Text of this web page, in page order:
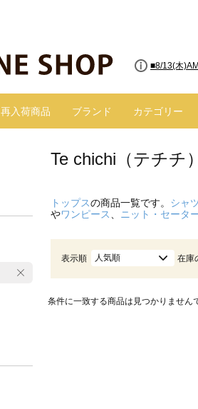
■8/13(木
再入荷商品 ブランド カテゴリー
Te chichi（テチチ
トップスの商品一覧です。 シャ
やワンピース ニット・セータ
表示順 人気順 在庫
条件に一致する商品は見つかりません